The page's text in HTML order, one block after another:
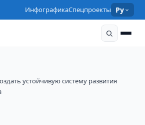
ИнфографикаСпецпроекты Ру
устойчивую систему развития